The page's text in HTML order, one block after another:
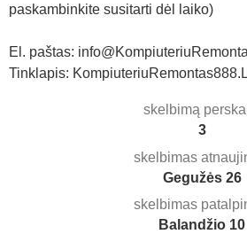
paskambinkite susitarti dėl laiko)
El. paštas:
Tinklapis:
skelbimą
3
skelbimas
Gegužės 26
skelbimas
Balandžio 10